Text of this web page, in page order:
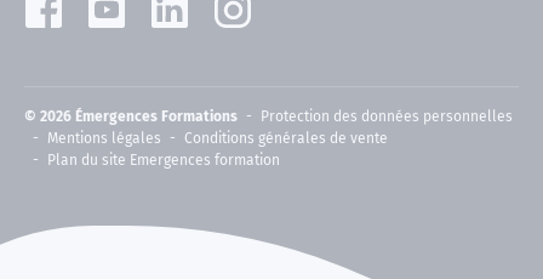
© 2026 Émergences Formations
Protection des données personnelles
Mentions légales
Conditions générales de vente
Plan du site Emergences formation